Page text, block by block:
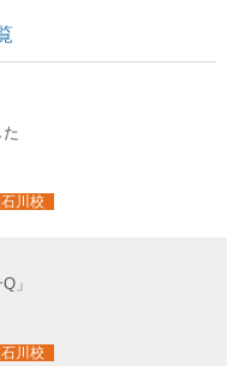
川校
」
川校